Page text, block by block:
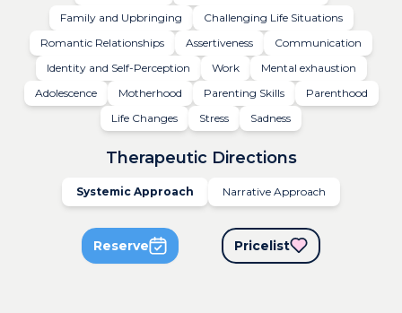
Family and Upbringing
Challenging Life Situations
Romantic Relationships
Assertiveness
Communication
Identity and Self-Perception
Work
Mental exhaustion
Adolescence
Motherhood Parenting Skills
Parenthood
Life Changes
Stress Sadness
Therapeutic Directions
Systemic Approach Narrative Approach
Reserve Pricelist